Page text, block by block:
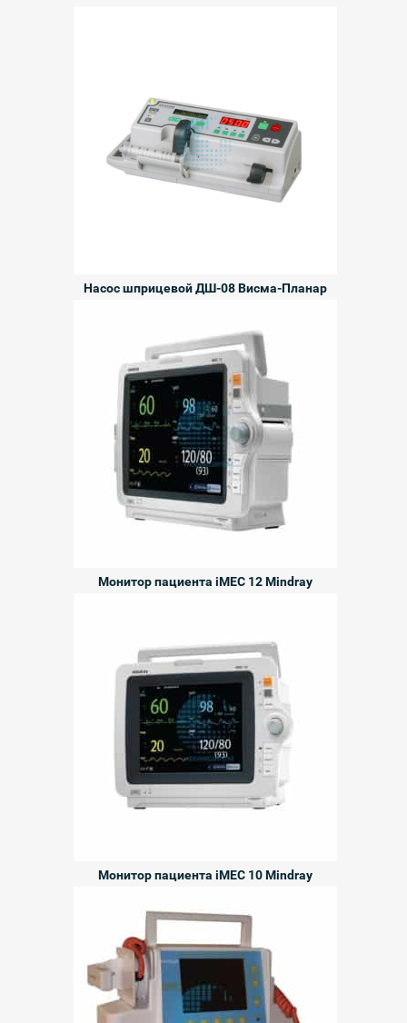
Насос шприцевой ДШ-08 Висма-Планар
Монитор пациента iMEC 12 Mindray
Монитор пациента iMEC 10 Mindray